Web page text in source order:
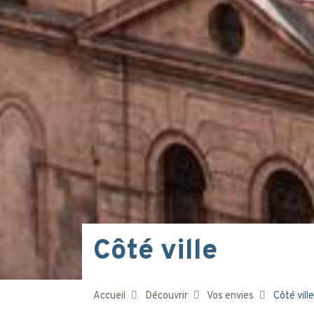
Côté ville
Accueil Découvrir Vos envies Côté ville